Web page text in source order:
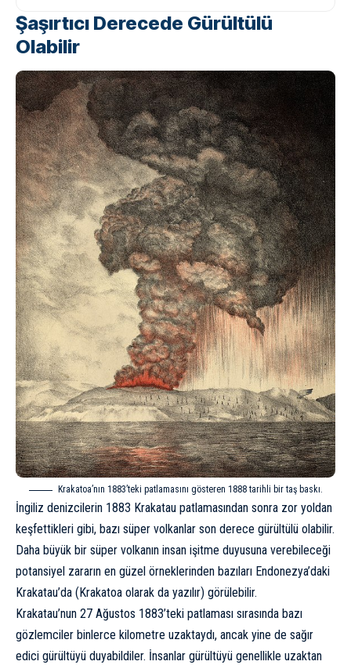
Şaşırtıcı Derecede Gürültülü
Olabilir
Krakatoa’nın 1883’teki patlamasını gösteren 1888 tarihli bir taş baskı.
İngiliz denizcilerin 1883 Krakatau patlamasından sonra zor yoldan
keşfettikleri gibi, bazı süper volkanlar son derece gürültülü olabilir.
Daha büyük bir süper volkanın insan işitme duyusuna verebileceği
potansiyel zararın en güzel örneklerinden bazıları Endonezya’daki
Krakatau’da (Krakatoa olarak da yazılır) görülebilir.
Krakatau’nun 27 Ağustos 1883’teki patlaması sırasında bazı
gözlemciler binlerce kilometre uzaktaydı, ancak yine de sağır
edici gürültüyü duyabildiler. İnsanlar gürültüyü genellikle uzaktan